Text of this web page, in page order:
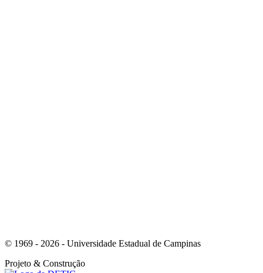
© 1969 - 2026 - Universidade Estadual de Campinas
Projeto & Construção